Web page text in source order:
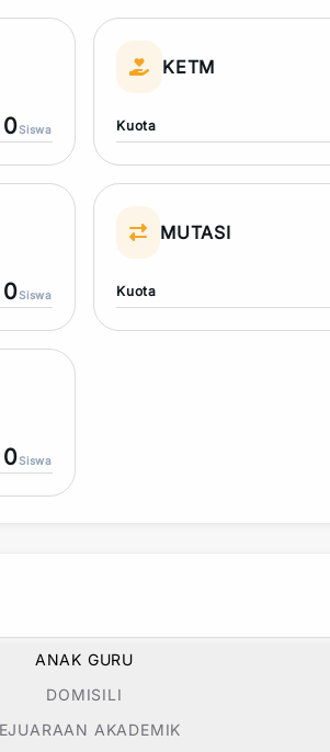
0Siswa
KETM
Kuota
0Siswa
MUTASI
Kuota
0Siswa
ANAK GURU
DOMISILI
AKADEMIK